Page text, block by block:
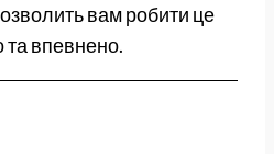
вам робити це
та впевнено.